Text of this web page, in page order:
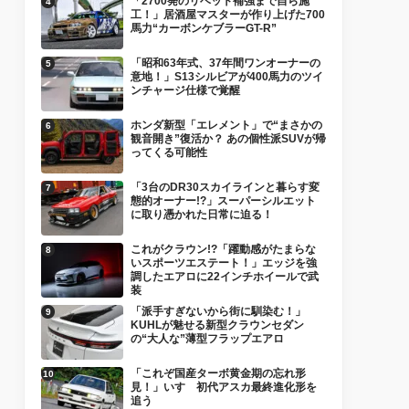
工！」居酒屋マスターが作り上げた700
馬力“カーボンケブラーGT-R”
「昭和63年式、37年間ワンオーナーの
意地！」S13シルビアが400馬力のツイ
ンチャージ仕様で覚醒
ホンダ新型「エレメント」で“まさかの
観音開き”復活か？ あの個性派SUVが帰
ってくる可能性
「3台のDR30スカイラインと暮らす変
態的オーナー!?」スーパーシルエット
に取り憑かれた日常に迫る！
これがクラウン!?「躍動感がたまらな
いスポーツエステート！」エッジを強
調したエアロに22インチホイールで武
装
「派手すぎないから街に馴染む！」
KUHLが魅せる新型クラウンセダン
の“大人な”薄型フラップエアロ
「これぞ国産ターボ黄金期の忘れ形
見！」いすゞ初代アスカ最終進化形を
追う